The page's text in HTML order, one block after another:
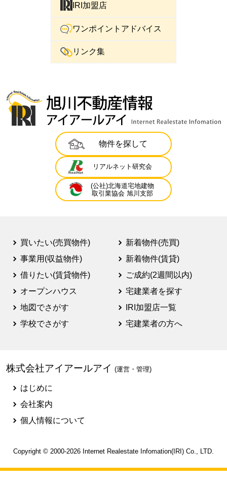
IRI加盟店
ワンポイントアドバイス
リンク集
物件を探して
リアルネット研究会
(公社)北海道宅地建物
取引業協会 旭川支部
買いたい(売買物件)
事業用(収益物件)
借りたい(賃貸物件)
オープンハウス
地図でさがす
学校でさがす
新着物件(売買)
新着物件(賃貸)
ご成約(2週間以内)
宅建業者を探す
IRI加盟店一覧
宅建業者の方へ
株式会社アイアールアイ (運営・管理)
はじめに
会社案内
個人情報について
Copyright © 2000-2026 Internet Realestate Infomation(IRI) Co., LTD.